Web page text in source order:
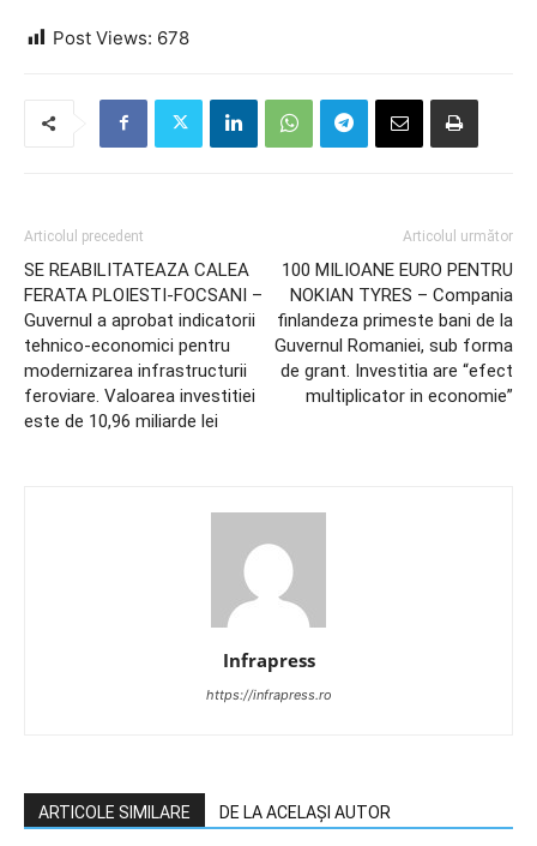
Post Views: 678
Articolul precedent
SE REABILITATEAZA CALEA
FERATA PLOIESTI-FOCSANI –
Guvernul a aprobat indicatorii
tehnico-economici pentru
modernizarea infrastructurii
feroviare. Valoarea investitiei
este de 10,96 miliarde lei
Articolul următor
100 MILIOANE EURO PENTRU
NOKIAN TYRES – Compania
finlandeza primeste bani de la
Guvernul Romaniei, sub forma
de grant. Investitia are “efect
multiplicator in economie”
Infrapress
https://infrapress.ro
ARTICOLE SIMILARE DE LA ACELAȘI AUTOR